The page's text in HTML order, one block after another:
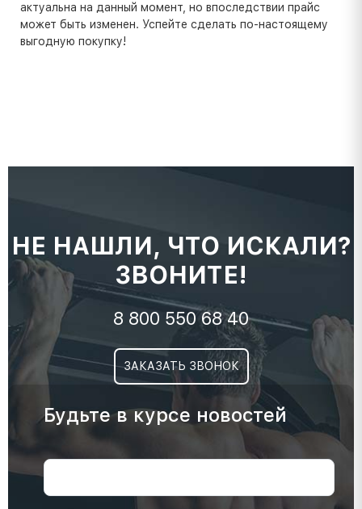
актуальна на данный момент, но впоследствии прайс
может быть изменен. Успейте сделать по-настоящему
выгодную покупку!
НЕ НАШЛИ, ЧТО ИСКАЛИ?
ЗВОНИТЕ!
8 800 550 68 40
ЗАКАЗАТЬ ЗВОНОК
Будьте в курсе новостей